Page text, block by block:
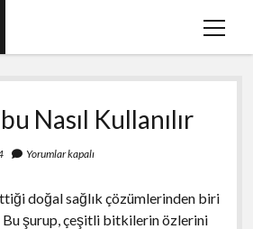
menüyü
Çoğaltma
Nasıl Kullanılır
Yorumlar kapalı
doğal sağlık çözümlerinden biri
Bu şurup, çeşitli bitkilerin özlerini